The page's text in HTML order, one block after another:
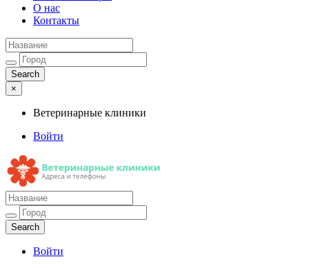
О нас
Контакты
×
Ветеринарные клиники
Войти
Ветеринарные клиники
Адреса и телефоны
Войти